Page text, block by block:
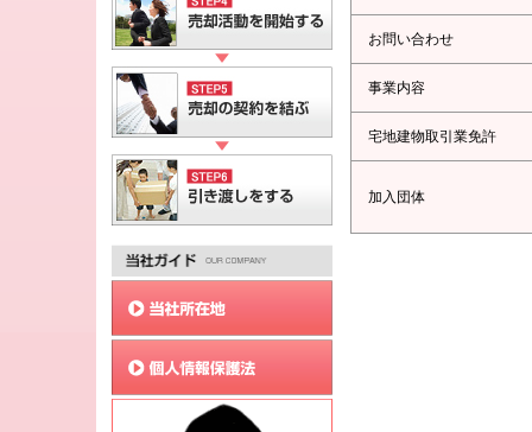
お問い合わせ
事業内容
宅地建物取引業免許
加入団体